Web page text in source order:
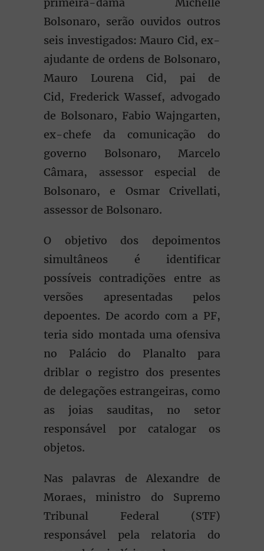
Bolsonaro, serão ouvidos outros
seis investigados: Mauro Cid, ex-
ajudante de ordens de Bolsonaro,
Mauro Lourena Cid, pai de
Cid, Frederick Wassef, advogado
de Bolsonaro, Fabio Wajngarten,
ex-chefe da comunicação do
governo Bolsonaro, Marcelo
Câmara, assessor especial de
Bolsonaro, e Osmar Crivellati,
assessor de Bolsonaro.
O objetivo dos depoimentos
simultâneos é identificar
possíveis contradições entre as
versões apresentadas pelos
depoentes. De acordo com a PF,
teria sido montada uma ofensiva
no Palácio do Planalto para
driblar o registro dos presentes
de delegações estrangeiras, como
as joias sauditas, no setor
responsável por catalogar os
objetos.
Nas palavras de Alexandre de
Moraes, ministro do Supremo
Tribunal Federal (STF)
responsável pela relatoria do